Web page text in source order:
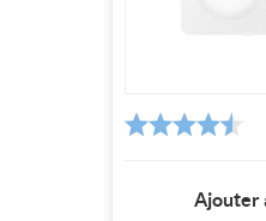
Ajouter